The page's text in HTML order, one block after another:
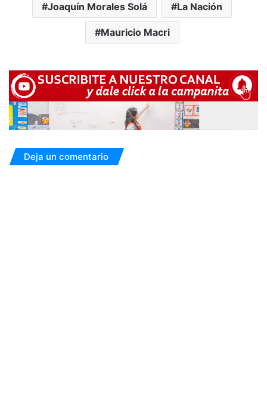
Joaquín Morales Solá La Nación
Mauricio Macri
Deja un comentario